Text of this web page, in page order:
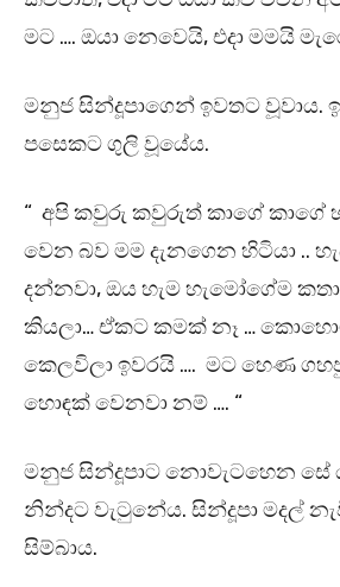
මට …. ඔයා නෙවෙයි, එදා මමයි
මනුජ සින්දූපාගෙන් ඉවතට වූවාය.
පසෙකට ගුලි වූයේය.
“ අපි කවුරු කවුරුත් කාගේ කාගේ
වෙන බව මම දැනගෙන හිටියා ..
දන්නවා, ඔය හැම හැමෝගේම
කියලා… ඒකට කමක් නෑ …
කෙලවිලා ඉවරයි …. මට හෙණ
හොඳක් වෙනවා නම් …. “
මනුජ සින්දූපාට නොවැටහෙන
නින්දට වැටුනේය. සින්දූපා මදල්
සිම්බාය.